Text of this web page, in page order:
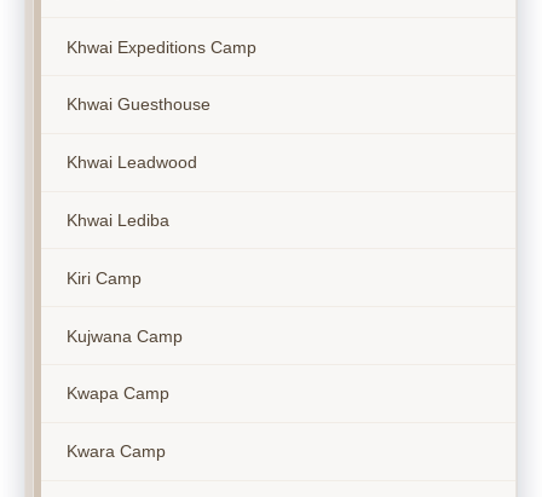
Khwai Expeditions Camp
Khwai Guesthouse
Khwai Leadwood
Khwai Lediba
Kiri Camp
Kujwana Camp
Kwapa Camp
Kwara Camp